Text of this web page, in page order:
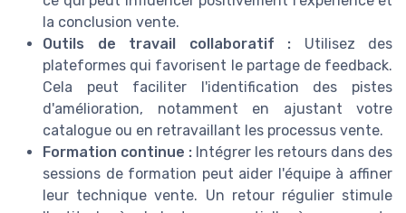
la conclusion vente.
Outils de travail collaboratif : Utilisez des
plateformes qui favorisent le partage de feedback.
Cela peut faciliter l'identification des pistes
d'amélioration, notamment en ajustant votre
catalogue ou en retravaillant les processus vente.
Formation continue : Intégrer les retours dans des
sessions de formation peut aider l'équipe à affiner
leur technique vente. Un retour régulier stimule